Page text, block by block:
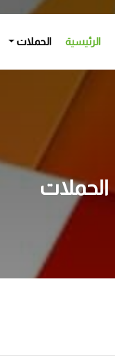
الرئيسية الحملات
الحملات